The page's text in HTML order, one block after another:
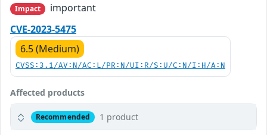
Impact
important
CVE-2023-5475
6.5 (Medium)
CVSS:3.1/AV:N/AC:L/PR:N/UI:R/S:U/C:N/I:H/A:N
Affected products
Recommended 1 product